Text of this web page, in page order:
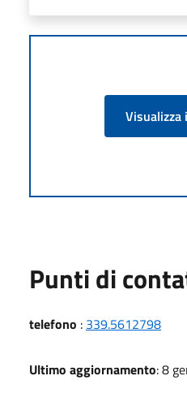
Visualizza
Punti di
telefono : 339.5612798
Ultimo aggiornamento: 8